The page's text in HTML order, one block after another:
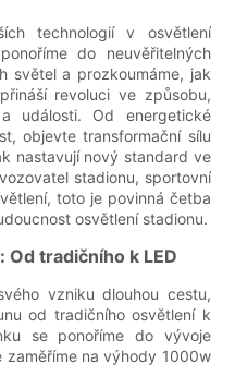
technologií v osvětlení
do neuvěřitelných
světel a prozkoumáme, jak
revoluci ve způsobu,
události. Od energetické
objevte transformační sílu
nastavují nový standard ve
stadionu, sportovní
toto je povinná četba
osvětlení stadionu.
tradičního k LED
vzniku dlouhou cestu,
od tradičního osvětlení k
se ponoříme do vývoje
zaměříme na výhody 1000w